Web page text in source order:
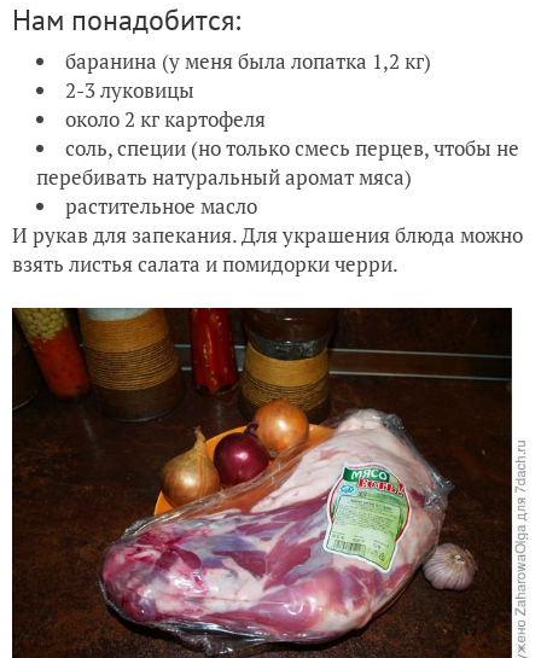
Нам понадобится:
баранина (у меня была лопатка 1,2 кг)
2-3 луковицы
около 2 кг картофеля
соль, специи (но только смесь перцев, чтобы не
перебивать натуральный аромат мяса)
растительное масло
И рукав для запекания. Для украшения блюда можно
взять листья салата и помидорки черри.